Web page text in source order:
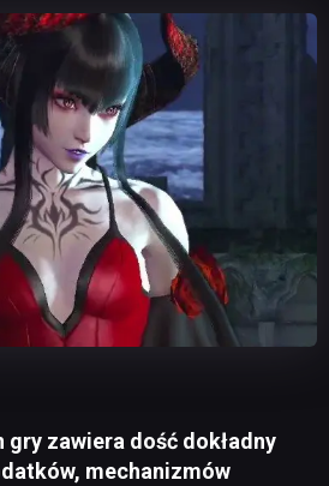
zawiera dość dokładny
mechanizmów